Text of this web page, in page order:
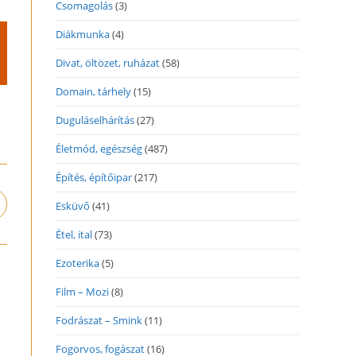
Csomagolás(3)
Diákmunka(4)
Divat, öltözet, ruházat(58)
Domain, tárhely(15)
Duguláselhárítás(27)
Életmód, egészség(487)
Építés, építőipar(217)
Esküvő (41)
Étel, ital(73)
Ezoterika(5)
Film – Mozi(8)
Fodrászat – Smink(11)
Fogorvos, fogászat(16)